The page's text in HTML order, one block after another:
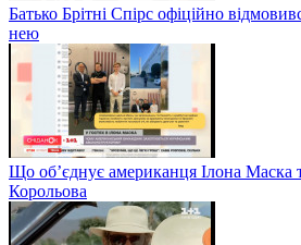
Батько Брітні Спірс офіційно
нею
Що об’єднує американця Ілона Маска
Корольова